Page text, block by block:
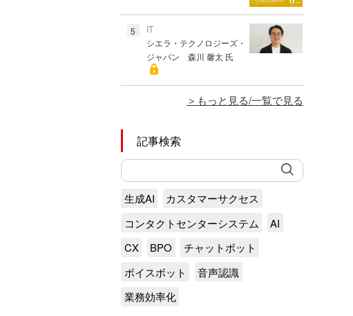
5
IT
シエラ・テクノロジーズ・
ジャパン 森川 馨太 氏
もっと見る/一覧で見る
記事検索
生成AI
カスタマーサクセス
コンタクトセンターシステム
AI
CX
BPO
チャットボット
ボイスボット
音声認識
業務効率化